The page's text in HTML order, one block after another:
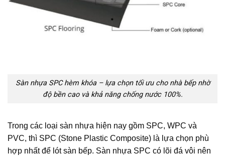
Sàn nhựa SPC hèm khóa – lựa chọn tối ưu cho nhà bếp nhờ
độ bền cao và khả năng chống nước 100%.
Trong các loại sàn nhựa hiện nay gồm SPC, WPC và
PVC, thì SPC (Stone Plastic Composite) là lựa chọn phù
hợp nhất để lót sàn bếp. Sàn nhựa SPC có lõi đá vôi nên